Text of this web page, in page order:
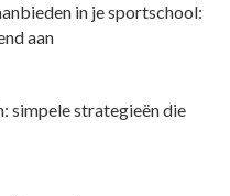
in je sportschool:
aan
simpele strategieën die